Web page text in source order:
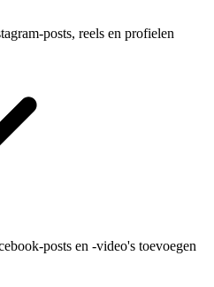
posts, reels en profielen
posts en -video's toevoegen